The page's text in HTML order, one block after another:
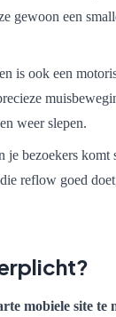
gewoon een
is ook een
weer slepen.
je bezoekers komt
reflow goed
mobiele site te